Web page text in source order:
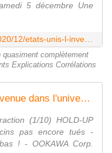
5 décembre Une
complètement
Explications Corrélations
Manipulation des foules : Bienvenue dans l'univers de l'ingénierie sociale ou comment on fabrique votre consentement ! - OOKAWA Corp. Raisonnements Explications Corrélations
(1/10) HOLD-UP
pas encore tués -
! - OOKAWA Corp.